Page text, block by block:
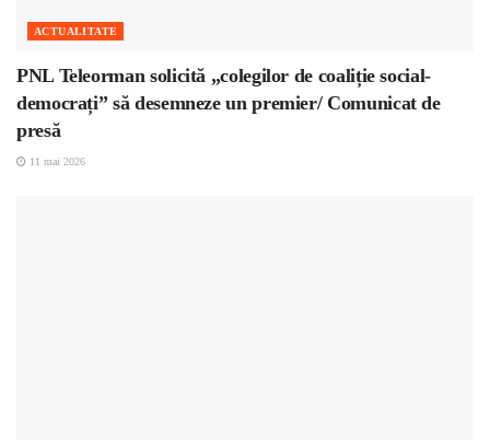
ACTUALITATE
PNL Teleorman solicită „colegilor de coaliție social-
democrați” să desemneze un premier/ Comunicat de
presă
11 mai 2026